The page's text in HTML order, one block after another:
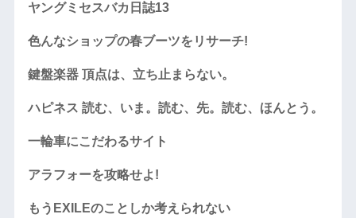
ヤングミセスバカ日誌13
色んなショップの春ブーツをリサーチ!
鍵盤楽器 頂点は、立ち止まらない。
ハピネス 読む、いま。読む、先。読む、ほんとう。
一輪車にこだわるサイト
アラフォーを攻略せよ!
もうEXILEのことしか考えられない